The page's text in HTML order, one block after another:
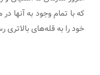
که با تمام وجود به
خود را به قله‌های بالاتری